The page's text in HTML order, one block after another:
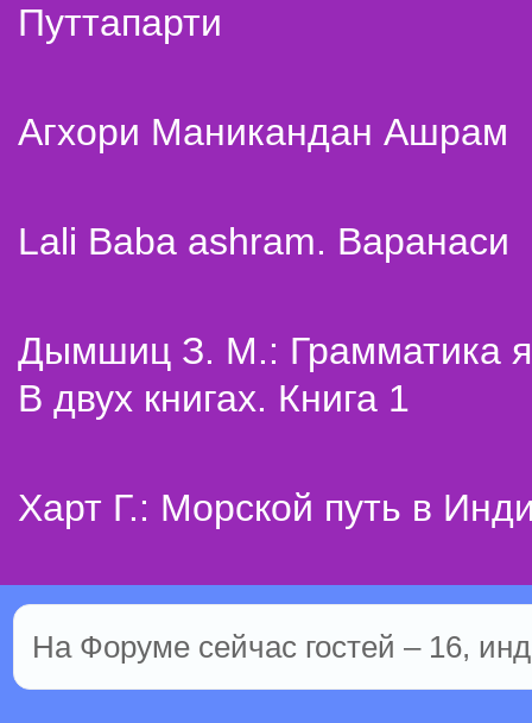
Путтапарти
Агхори Маникандан Ашрам
Lali Baba ashram. Варанаси
Дымшиц З. М.: Грамматика
В двух книгах. Книга 1
Харт Г.: Морской путь в
На Форуме сейчас гостей – 16,